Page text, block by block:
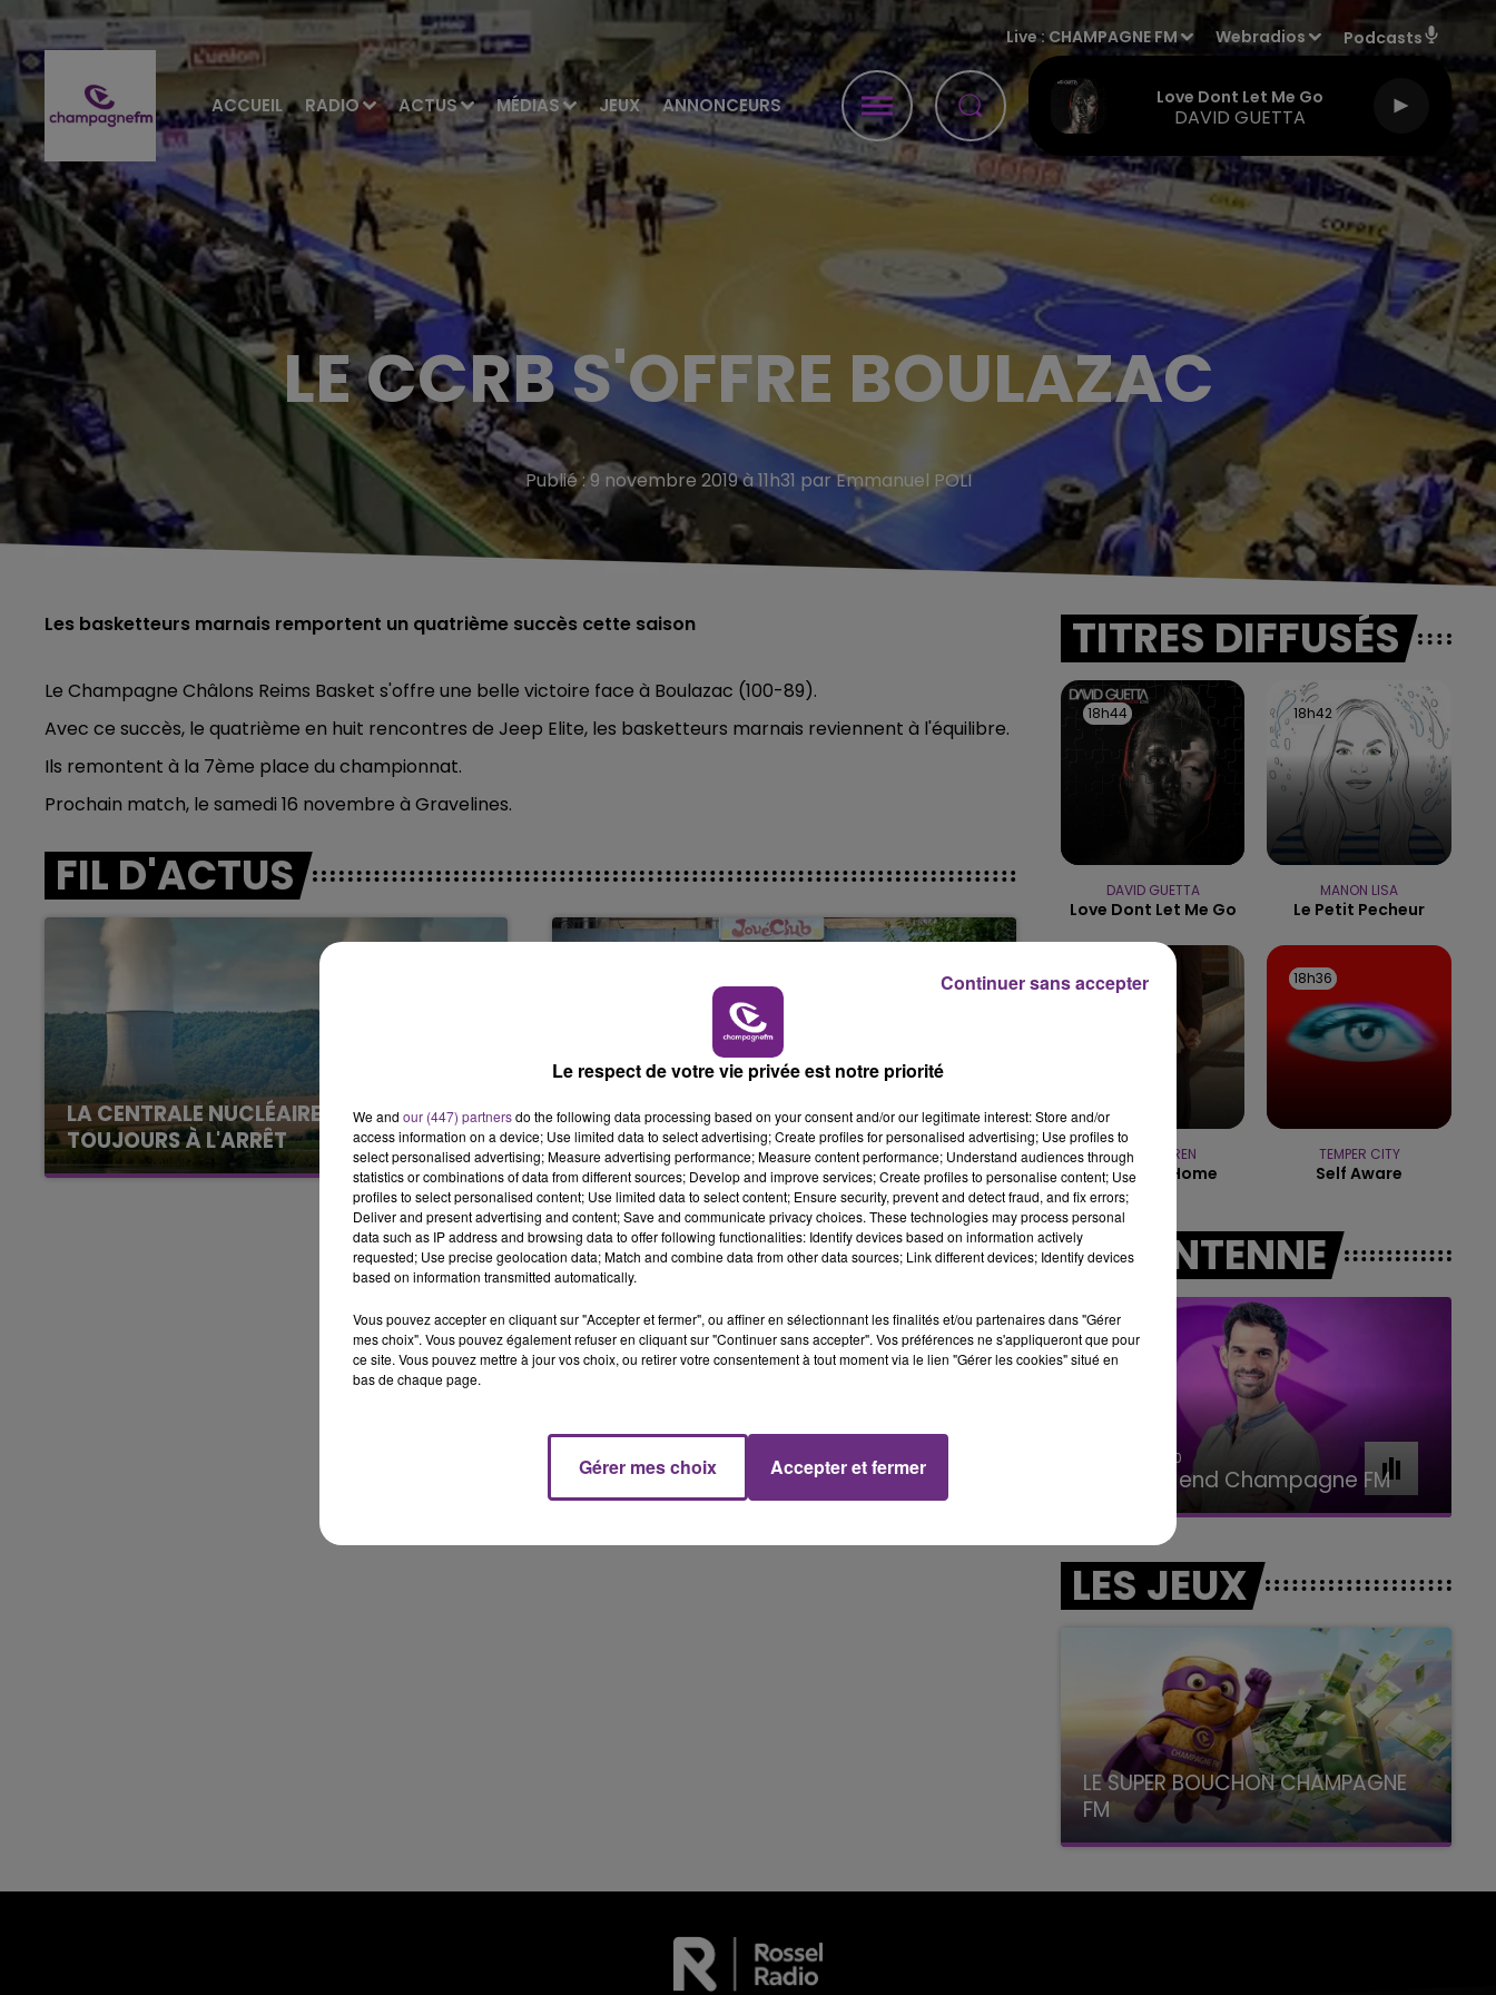
ACCUEIL RADIO ACTUS MÉDIAS JEUX ANNONCEURS
Live :CHAMPAGNE FM Webradios Podcasts
Love Dont Let Me Go
DAVID GUETTA
16h00 - 20h00
LE WEEK-END CHAMPAGNE FM BEST OF
11h00 - 16h00
LE WEEK-END CHAMPAGNE FM
LE CCRB S'OFFRE BOULAZAC
Publié : 9 novembre 2019 à 11h31 par Emmanuel POLI
Les basketteurs marnais remportent un quatrième succès cette saison
Le Champagne Châlons Reims Basket s'offre une belle victoire face à Boulazac (100-89).
Avec ce succès, le quatrième en huit rencontres de Jeep Elite, les basketteurs marnais reviennent à l'équilibre.
Ils remontent à la 7ème place du championnat.
Prochain match, le samedi 16 novembre à Gravelines.
FIL D'ACTUS
LA CENTRALE NUCLÉAIRE DE CHOOZ
TOUJOURS À L'ARRÊT
Cela fait déjà une semaine que la centrale
nucléaire ardennaise est à l'arrêt. Une situation
justifiée par la sécheresse intense qui est
LE MAGASIN JOUÉCLUB DE REIMS FERME
SES PORTES
C'était l'une des institutions du centre-ville
rémois. Le magasin JouéClub est contraint de
fermer ses portes.
TITRES DIFFUSÉS
18h44
18h44
DAVID GUETTA
Love Dont Let Me Go
18h42
18h42
MANON LISA
Le Petit Pecheur
18h39
18h39
ALEX WARREN
Carry You Home
18h36
18h36
TEMPER CITY
Self Aware
A L'ANTENNE
11h00 - 16h00
Le week-end Champagne FM
16h00 - 20h00
Le Week-end Champagne FM
LES JEUX
LE SUPER BOUCHON CHAMPAGNE
FM
avec La Famille Champagne FM, à 8H10
Le respect de votre vie privée est notre priorité
We and our (447) partnersdo the following data processing based on your consent and/or our legitimate interest: Store and/or
access information on a device; Use limited data to select advertising; Create profiles for personalised advertising; Use profiles to
select personalised advertising; Measure advertising performance; Measure content performance; Understand audiences through
statistics or combinations of data from different sources; Develop and improve services; Create profiles to personalise content; Use
profiles to select personalised content; Use limited data to select content; Ensure security, prevent and detect fraud, and fix errors;
Deliver and present advertising and content; Save and communicate privacy choices. These technologies may process personal
data such as IP address and browsing data to offer following functionalities: Identify devices based on information actively
requested; Use precise geolocation data; Match and combine data from other data sources; Link different devices; Identify devices
based on information transmitted automatically.
Vous pouvez accepter en cliquant sur "Accepter et fermer", ou affiner en sélectionnant les finalités et/ou partenaires dans "Gérer
mes choix". Vous pouvez également refuser en cliquant sur "Continuer sans accepter". Vos préférences ne s'appliqueront que pour
ce site. Vous pouvez mettre à jour vos choix, ou retirer votre consentement à tout moment via le lien "Gérer les cookies" situé en
bas de chaque page.
Gérer mes choix Accepter et fermer
Continuer sans accepter